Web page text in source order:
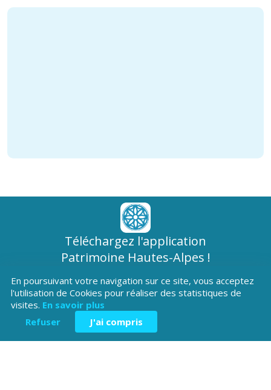
Téléchargez l'application
Patrimoine Hautes-Alpes !
En poursuivant votre navigation sur ce site, vous acceptez
l'utilisation de Cookies pour réaliser des statistiques de
visites. En savoir plus
Refuser
J'ai compris